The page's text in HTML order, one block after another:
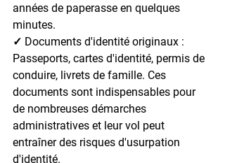
années de paperasse en quelques
minutes.
✓ Documents d'identité originaux :
Passeports, cartes d'identité, permis de
conduire, livrets de famille. Ces
documents sont indispensables pour
de nombreuses démarches
administratives et leur vol peut
entraîner des risques d'usurpation
d'identité.